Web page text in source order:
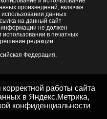
произведений, включая
данных
на данный сайт
не должен
в печатных
редакции.
Федерация,
края
работы сайта
в Яндекс.Метрика,
конфиденциальности